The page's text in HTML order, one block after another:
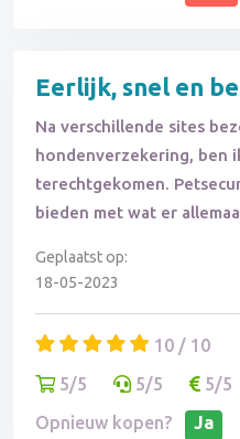
Eerlijk, snel en
Na verschillende sites
hondenverzekering, ben
terechtgekomen.
bieden met wat er
Geplaatst op:
18-05-2023
10 / 10
5/5
5/5 5/5
Opnieuw kopen?
Ja